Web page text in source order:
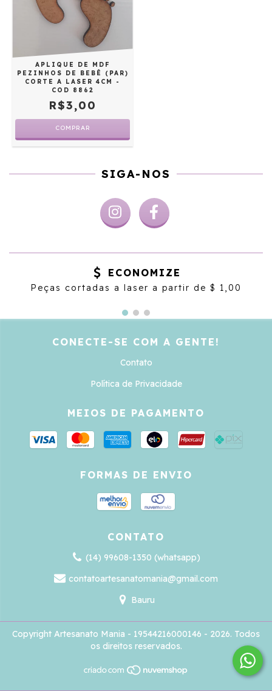
APLIQUE DE MDF
PEZINHOS DE BEBÊ (PAR)
CORTE A LASER 4CM -
COD 8862
R$3,00
COMPRAR
SIGA-NOS
ECONOMIZE
Peças cortadas a laser a partir de $ 1,00
CONECTE-SE COM A GENTE!
Contato
Política de Privacidade
MEIOS DE PAGAMENTO
FORMAS DE ENVIO
CONTATO
(14) 99608-1350 (whatsapp)
contatoartesanatomania@gmail.com
Bauru
Copyright Artesanato Mania - 19544216000146 - 2026. Todos
os direitos reservados.